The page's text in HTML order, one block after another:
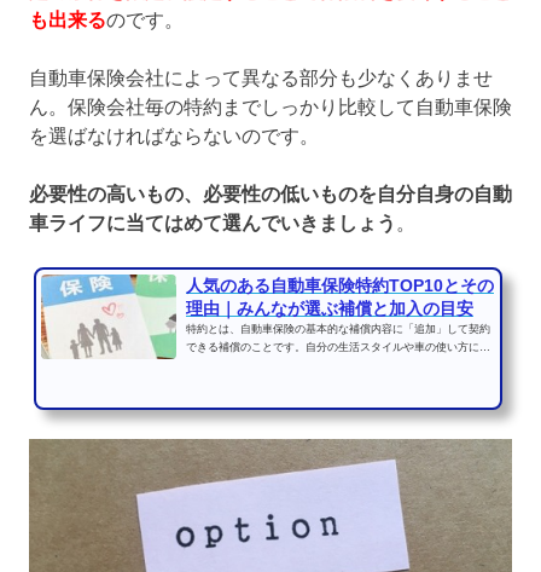
も出来るのです。
自動車保険会社によって異なる部分も少なくありませ
ん。保険会社毎の特約までしっかり比較して自動車保険
を選ばなければならないのです。
必要性の高いもの、必要性の低いものを自分自身の自動
車ライフに当てはめて選んでいきましょう 。
人気のある自動車保険特約TOP10とその
理由｜みんなが選ぶ補償と加入の目安
特約とは、自動車保険の基本的な補償内容に「追加」して契約
できる補償のことです。自分の生活スタイルや車の使い方に合